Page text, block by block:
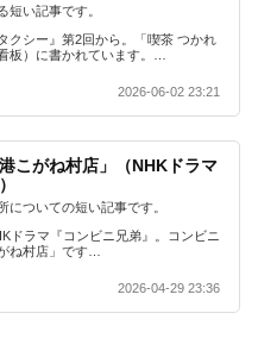
短い記事です。
クシー』第2回から。「喫茶 つかれ
板）に書かれています。…
2026-06-02 23:21
こがね村店」（NHKドラマ
についての短い記事です。
ドラマ『コンビニ兄弟』。コンビニ
ね村店」です…
2026-04-29 23:36